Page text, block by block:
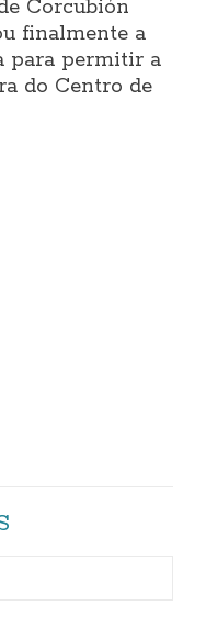
Corcubión
finalmente a
para permitir a
do Centro de